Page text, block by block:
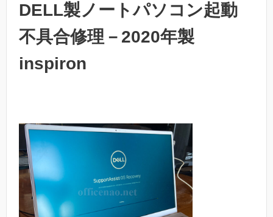
DELL製ノートパソコン起動
不具合修理－2020年製
inspiron